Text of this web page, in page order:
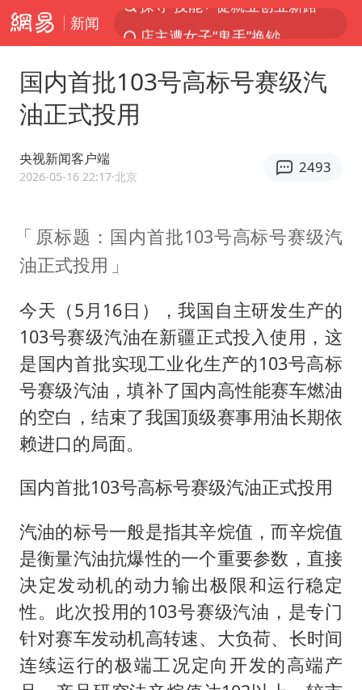
新闻
美国退回1000亿美元关税
台风白海豚或在华东沿海登陆
FIFA官方支持因凡蒂诺
弹药库存告急 美军补货难
沙特否认与胡塞武装举行会谈
如何把百年大党建设得更加坚强有力
香港殿堂级填词人黎彼得因病离世 终年76岁
乘客脱鞋散发异味 司机提醒反被怼
恩比德变瘦引热议
国内首批103号高标号赛级汽
油正式投用
央视新闻客户端
2026-05-16 22:17·北京
2493
原标题：国内首批103号高标号赛级汽
油正式投用
今天（5月16日），我国自主研发生产的
103号赛级汽油在新疆正式投入使用，这
是国内首批实现工业化生产的103号高标
号赛级汽油，填补了国内高性能赛车燃油
的空白，结束了我国顶级赛事用油长期依
赖进口的局面。
国内首批103号高标号赛级汽油正式投用
汽油的标号一般是指其辛烷值，而辛烷值
是衡量汽油抗爆性的一个重要参数，直接
决定发动机的动力输出极限和运行稳定
性。此次投用的103号赛级汽油，是专门
针对赛车发动机高转速、大负荷、长时间
连续运行的极端工况定向开发的高端产